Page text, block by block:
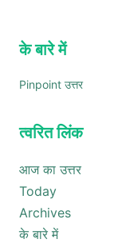
के बारे में
Pinpoint उत्तर
त्वरित लिंक
आज का उत्तर
Today
Archives
के बारे में